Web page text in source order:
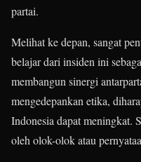
partai.
Melihat ke depan, sangat
belajar dari insiden ini
membangun sinergi
mengedepankan etika,
Indonesia dapat meningkat.
oleh olok-olok atau